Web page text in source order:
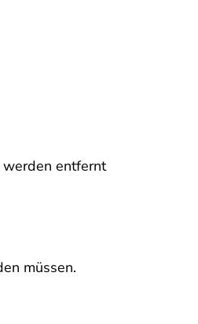
entfernt
müssen.